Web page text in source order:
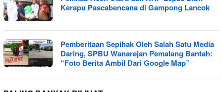
Kerapu Pascabencana di Gampong Lancok
Pemberitaan Sepihak Oleh Salah Satu Media
Daring, SPBU Wanarejan Pemalang Bantah:
“Foto Berita Ambil Dari Google Map”